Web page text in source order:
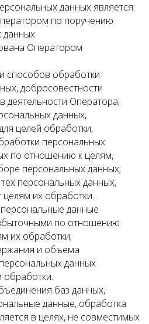
данных является:
по поручению
данных.
Оператором
способов обработки
добросовестности
деятельности Оператора;
данных,
целей обработки,
персональных
по отношению к целям,
персональных данных;
персональных данных,
их обработки.
данные
по отношению
их обработки;
и объема
данных
баз данных,
данные, обработка
в целях, не совместимых